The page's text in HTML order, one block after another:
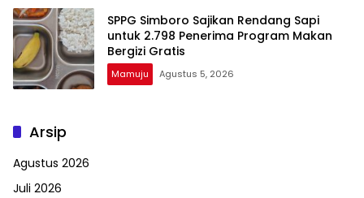
SPPG Simboro Sajikan Rendang Sapi
untuk 2.798 Penerima Program Makan
Bergizi Gratis
Mamuju Agustus 5, 2026
Arsip
Agustus 2026
Juli 2026